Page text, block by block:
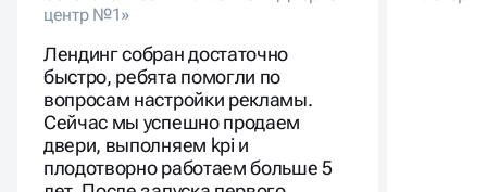
центр №1»
Лендинг собран достаточно
быстро, ребята помогли по
вопросам настройки рекламы.
Сейчас мы успешно продаем
двери, выполняем kpi и
плодотворно работаем больше 5